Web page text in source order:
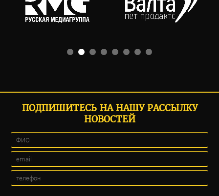
ПОДПИШИТЕСЬ НА НАШУ РАССЫЛКУ
НОВОСТЕЙ